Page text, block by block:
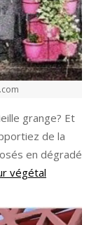
grange? Et
de la
en dégradé
végétal